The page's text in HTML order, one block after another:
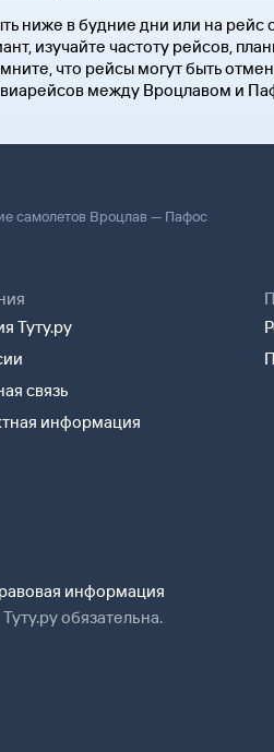
ниже в будние дни или на
изучайте частоту рейсов,
что рейсы могут быть
между Вроцлавом и
самолетов Вроцлав — Пафос
Туту.ру
связь
информация
информация
обязательна.